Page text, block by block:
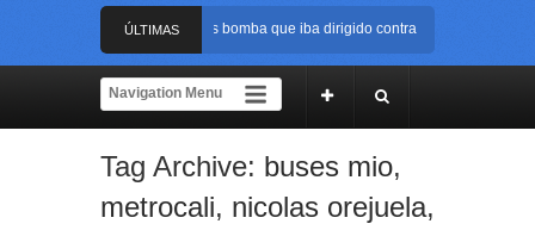
ÚLTIMAS
NOTICIAS
Frustran atentado con bus bomba que iba dirigido contra Cali durante la
La Arena USC será el escenario de la posesión presidencial de Abelardo
Rápida reacción policial evitó que presunto agresor escapara tras atacar a
Frustran atentado con bus bomba que iba dirigido contra Cali durante la
Tag Archive: buses mio,
metrocali, nicolas orejuela,